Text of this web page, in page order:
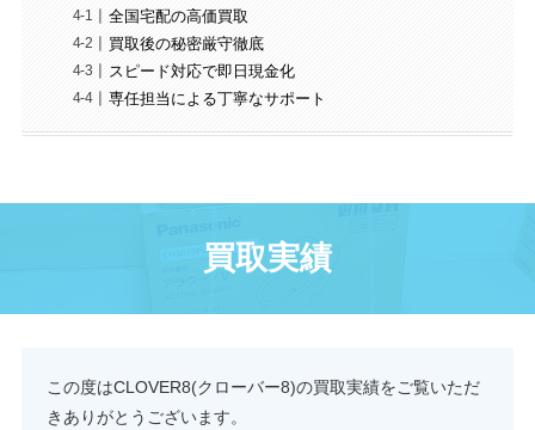
全国宅配の高価買取
買取後の秘密厳守徹底
スピード対応で即日現金化
専任担当による丁寧なサポート
買取実績
この度はCLOVER8(クローバー8)の買取実績をご覧いただ
きありがとうございます。